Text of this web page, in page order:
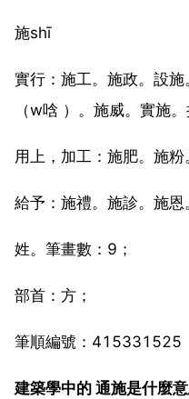
施shī
實行：施工。施政。設
（w唅 ）。施威。實施
用上，加工：施肥。施粉
給予：施禮。施診。施恩
姓。筆畫數：9；
部首：方；
筆順編號：415331525
建築學中的 通施是什麼